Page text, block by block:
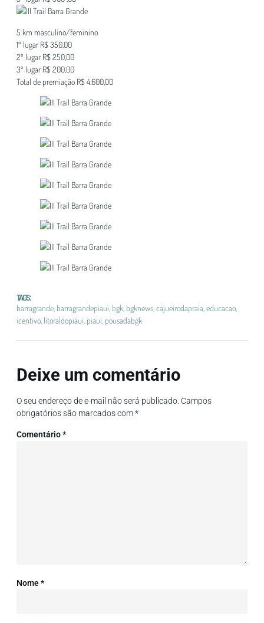
5 km masculino/feminino
1º lugar R$ 350,00
2º lugar R$ 250,00
3º lugar R$ 200,00
Total de premiação R$ 4.600,00
TAGS :
barragrande barragrandepiaui bgk bgknews cajueirodapraia educacao
icentivo litoraldopiaui piaui pousadabgk
Deixe um comentário
O seu endereço de e-mail não será publicado. Campos
obrigatórios são marcados com*
Comentário*
Nome*